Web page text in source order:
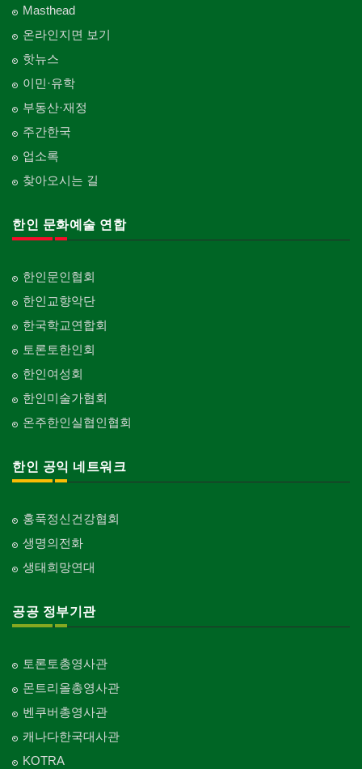
Masthead
온라인지면 보기
핫뉴스
이민·유학
부동산·재정
주간한국
업소록
찾아오시는 길
한인 문화예술 연합
한인문인협회
한인교향악단
한국학교연합회
토론토한인회
한인여성회
한인미술가협회
온주한인실협인협회
한인 공익 네트워크
홍푹정신건강협회
생명의전화
생태희망연대
공공 정부기관
토론토총영사관
몬트리올총영사관
벤쿠버총영사관
캐나다한국대사관
KOTRA